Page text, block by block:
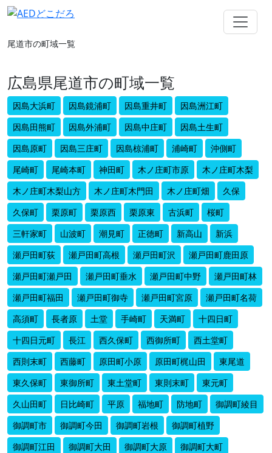
尾道市の町域一覧
広島県尾道市の町域一覧
因島大浜町 因島鏡浦町 因島重井町
因島洲江町
因島田熊町
因島外浦町 因島中庄町
因島土生町
因島原町
因島三庄町 因島椋浦町 浦崎町
沖側町
尾崎町
尾崎本町 神田町 木ノ庄町市原
木ノ庄町木梨
木ノ庄町木梨山方
木ノ庄町木門田 木ノ庄町畑
久保
久保町
栗原町 栗原西 栗原東 古浜町
桜町
三軒家町
山波町 潮見町 正徳町 新高山
新浜
瀬戸田町荻
瀬戸田町高根 瀬戸田町沢
瀬戸田町鹿田原
瀬戸田町瀬戸田
瀬戸田町垂水 瀬戸田町中野
瀬戸田町林
瀬戸田町福田
瀬戸田町御寺 瀬戸田町宮原
瀬戸田町名荷
高須町
長者原 土堂 手崎町 天満町
十四日町
十四日元町
長江 西久保町 西御所町
西土堂町
西則末町
西藤町 原田町小原 原田町梶山田
東尾道
東久保町
東御所町 東土堂町 東則末町
東元町
久山田町
日比崎町 平原 福地町 防地町
御調町綾目
御調町市
御調町今田 御調町岩根
御調町植野
御調町江田
御調町大田 御調町大原
御調町大町